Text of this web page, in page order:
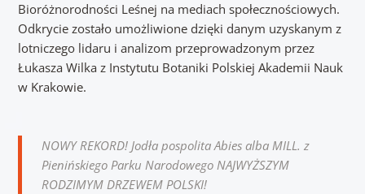
Bioróżnorodności Leśnej na mediach społecznościowych.
Odkrycie zostało umożliwione dzięki danym uzyskanym z
lotniczego lidaru i analizom przeprowadzonym przez
Łukasza Wilka z Instytutu Botaniki Polskiej Akademii Nauk
w Krakowie.
NOWY REKORD! Jodła pospolita Abies alba MILL. z
Pienińskiego Parku Narodowego NAJWYŻSZYM
RODZIMYM DRZEWEM POLSKI!